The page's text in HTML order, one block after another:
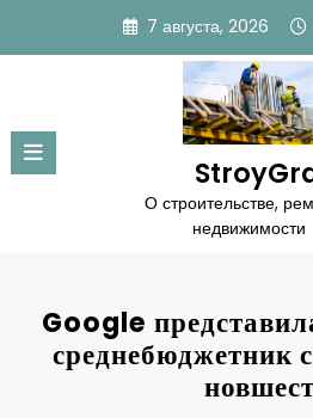
содержимому
7 августа, 2026
О строительстве,
недвижимости
Google
среднебюджетник